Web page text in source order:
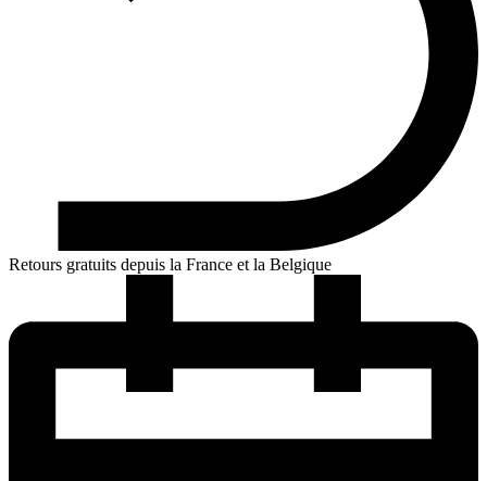
Retours gratuits depuis la France et la Belgique